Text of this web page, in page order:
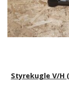
Styrekugle V/H